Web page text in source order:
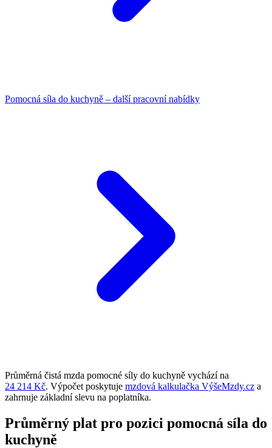
Pomocná síla do kuchyně – další pracovní nabídky
Průměrná čistá mzda pomocné síly do kuchyně vychází na
24 214 Kč. Výpočet poskytuje mzdová kalkulačka VýšeMzdy.cz a
zahrnuje základní slevu na poplatníka.
Průměrný plat pro pozici pomocná síla do
kuchyně